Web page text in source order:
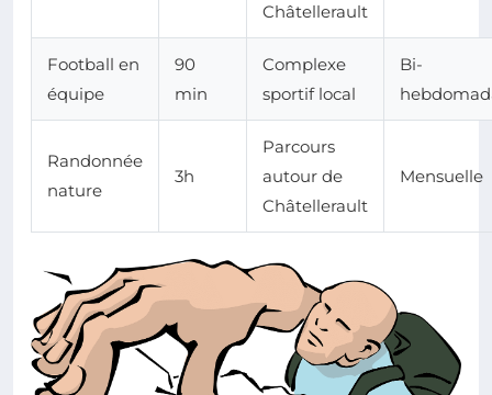
Châtellerault
Football en
équipe
90
min
Complexe
sportif local
Bi-
Randonnée
nature
3h
Parcours
autour de
Châtellerault
Mensuelle